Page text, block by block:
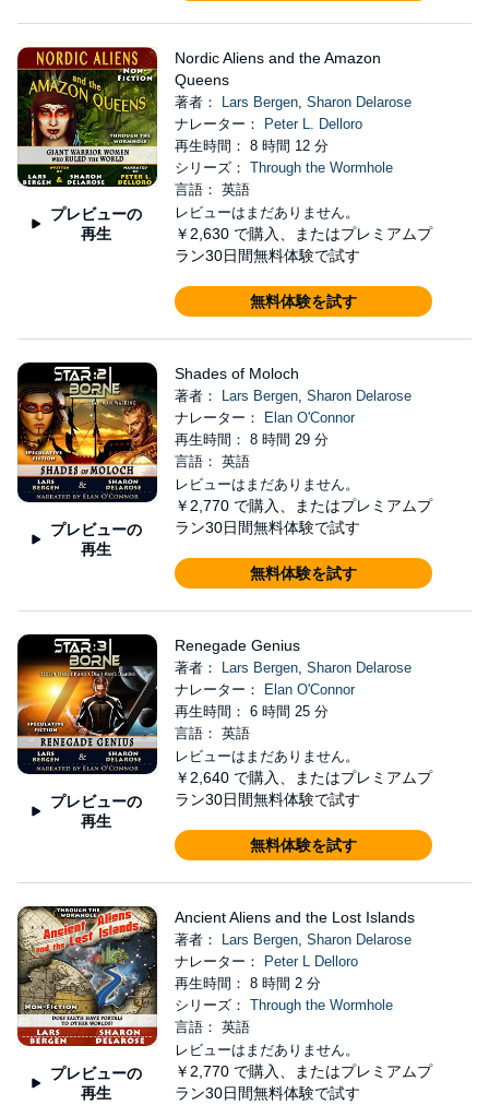
プレビューの
再生
Nordic Aliens and the Amazon
Queens
著者： Lars Bergen, Sharon Delarose
ナレーター：
Peter L. Delloro
再生時間： 8 時間 12 分
シリーズ： Through the Wormhole
言語： 英語
レビューはまだありません。
￥2,630 で購入、またはプレミアムプ
ラン30日間無料体験で試す
無料体験を試す
プレビューの
再生
Shades of Moloch
著者： Lars Bergen, Sharon Delarose
ナレーター：
Elan O'Connor
再生時間： 8 時間 29 分
言語： 英語
レビューはまだありません。
￥2,770 で購入、またはプレミアムプ
ラン30日間無料体験で試す
無料体験を試す
プレビューの
再生
Renegade Genius
著者： Lars Bergen, Sharon Delarose
ナレーター：
Elan O'Connor
再生時間： 6 時間 25 分
言語： 英語
レビューはまだありません。
￥2,640 で購入、またはプレミアムプ
ラン30日間無料体験で試す
無料体験を試す
プレビューの
再生
Ancient Aliens and the Lost Islands
著者： Lars Bergen, Sharon Delarose
ナレーター：
Peter L Delloro
再生時間： 8 時間 2 分
シリーズ： Through the Wormhole
言語： 英語
レビューはまだありません。
￥2,770 で購入、またはプレミアムプ
ラン30日間無料体験で試す